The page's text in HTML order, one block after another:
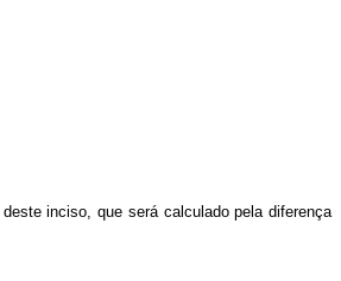
inciso, que será calculado pela diferença